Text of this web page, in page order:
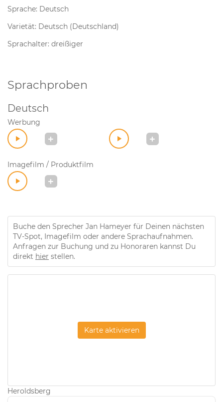
Sprache: Deutsch
Varietät: Deutsch (Deutschland)
Sprachalter: dreißiger
Sprachproben
Deutsch
Werbung
Imagefilm / Produktfilm
Buche den Sprecher Jan Hameyer für Deinen nächsten
TV-Spot, Imagefilm oder andere Sprachaufnahmen.
Anfragen zur Buchung und zu Honoraren kannst Du
direkt hier stellen.
Karte aktivieren
Heroldsberg